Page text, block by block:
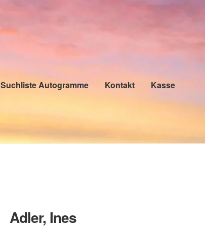
Suchliste Autogramme Kontakt Kasse
Adler, Ines